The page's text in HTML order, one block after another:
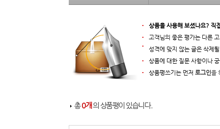
상품을 사용해 보셨나요? 직
고객님의 좋은 평가는 다른
성격에 맞지 않는 글은 삭제
상품에 대한 질문 사항이나
상품평쓰기는 먼저 로그인을
총0개의 상품평이 있습니다.